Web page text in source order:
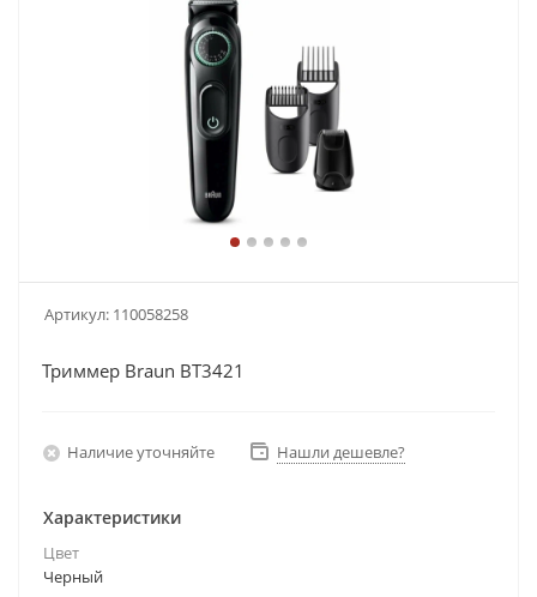
Артикул: 110058258
Триммер Braun BT3421
Наличие уточняйте Нашли дешевле?
Характеристики
Цвет
Черный